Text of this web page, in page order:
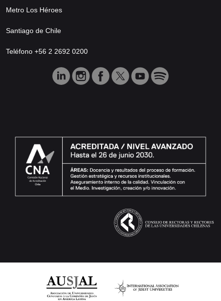
Metro Los Héroes
Santiago de Chile
Teléfono +56 2 2692 0200